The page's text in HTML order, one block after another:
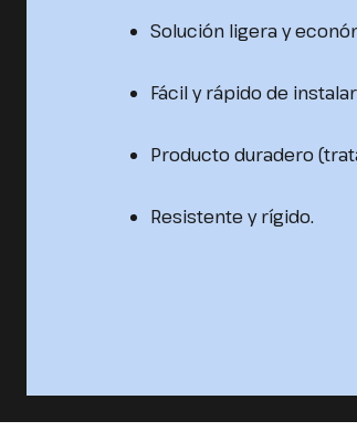
Solución ligera y
Fácil y rápido de
Producto duradero
Resistente y rígido.